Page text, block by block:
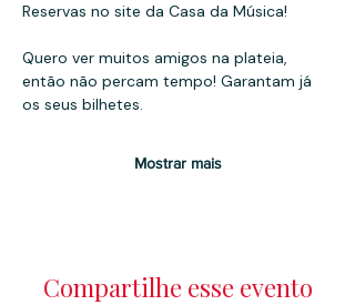
Reservas no site da Casa da Música!
Quero ver muitos amigos na plateia,
então não percam tempo! Garantam já
os seus bilhetes.
Mostrar mais
Compartilhe esse evento